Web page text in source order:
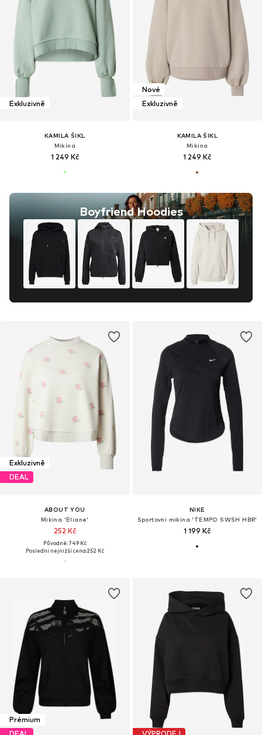
Exkluzivně
KAMILA ŠIKL
Mikina
1 249 Kč
Boyfriend Hoodies
Nové
Exkluzivně
KAMILA ŠIKL
Mikina
1 249 Kč
Exkluzivně
DEAL
ABOUT YOU
Mikina 'Eliane'
252 Kč
Původně: 749 Kč
Poslední nejnižší cena:252 Kč
NIKE
Sportovní mikina 'TEMPO SWSH HBR'
1 199 Kč
Prémium